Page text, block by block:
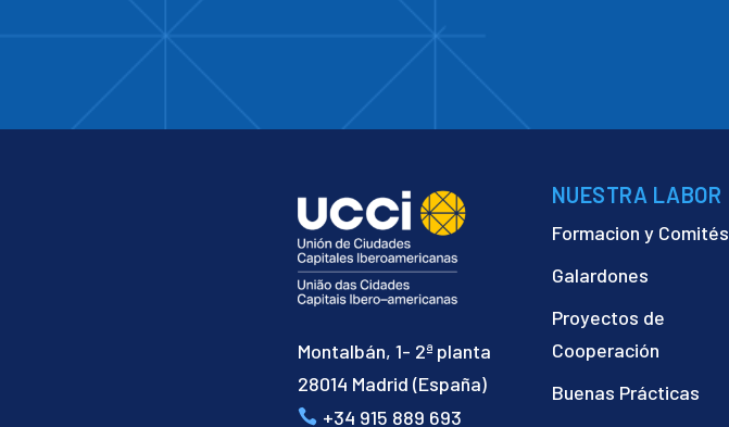
Montalbán, 1- 2ª planta
28014 Madrid (España)
+34 915 889 693
NUESTRA LABOR
Formacion y Comités
Galardones
Proyectos de
Cooperación
Buenas Prácticas